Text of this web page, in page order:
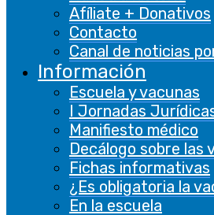
Afíliate + Donativos
Contacto
Canal de noticias
Información
Escuela y vacunas
I Jornadas
Manifiesto médico
Decálogo sobre las
Fichas informativas
¿Es obligatoria la
En la escuela